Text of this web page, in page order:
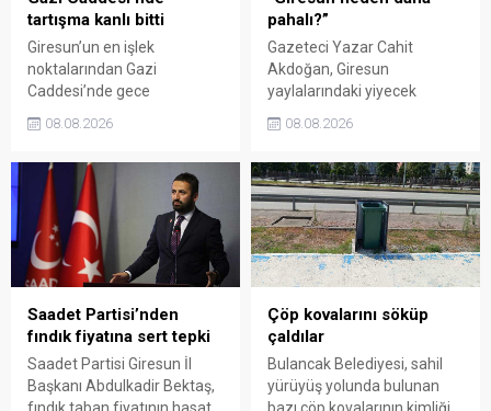
tartışma kanlı bitti
Giresun’un en işlek
noktalarından Gazi
Caddesi’nde gece
saatlerinde çıkan silahlı
kavgada A.E. ayağından
bölgede kısa süreli panik
yaşanırken polis geniş çaplı
soruşturma başlattı.
08.08.2026
pahalı?”
Gazeteci Yazar Cahit
Akdoğan, Giresun
yaylalarındaki yiyecek
fiyatlarının çevre illere göre
belirgin biçimde yüksek
Valiliği, Tarım ve Orman İl
Müdürlüğü ile ilgili kurumları
denetime çağırdı. Akdoğan,
yüzde 50’ye ulaşan fiyat
farklarının araştırılması
gerektiğini söyledi.
08.08.2026
Saadet Partisi’nden
fındık fiyatına sert tepki
Saadet Partisi Giresun İl
Başkanı Abdulkadir Bektaş,
Çöp kovalarını söküp
çaldılar
Bulancak Belediyesi, sahil
yürüyüş yolunda bulunan